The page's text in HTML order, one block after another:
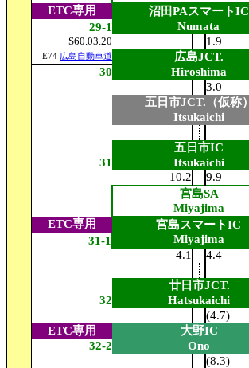
ETC専用
沼田PAスマートIC
29-1 Numata
S60.03.20 1.9
E74 広島自動車道
広島JCT.
30
Hiroshima
3.0
五日市JCT.（仮称）
Itsukaichi
五日市IC
31
Itsukaichi
10.2
9.9
宮島SA
Miyajima
ETC専用
宮島スマートIC
31-1 Miyajima
4.1 4.4
廿日市JCT.
32
Hatsukaichi
(4.7)
ETC専用
大野IC
32-2
Ono
(8.3)